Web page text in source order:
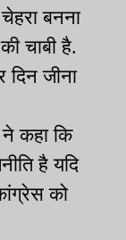
बनना
चाबी है.
जीना
ने कहा कि
है यदि
को